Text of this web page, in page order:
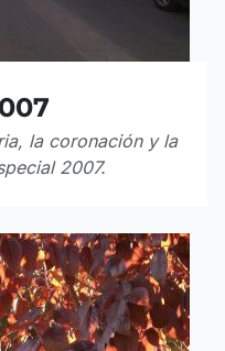
la coronación y la
2007.